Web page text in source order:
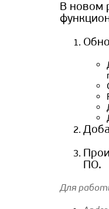
В новом
ПО.
Для